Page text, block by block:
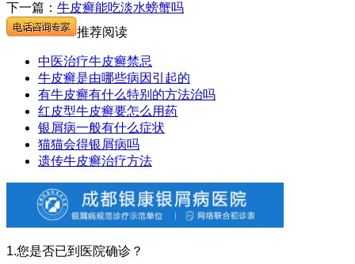
下一篇： 牛皮癣能吃淡水螃蟹吗
推荐阅读
中医治疗牛皮癣禁忌
牛皮癣是由哪些病因引起的
有牛皮癣有什么特别的方法治吗
红皮型牛皮癣要怎么用药
银屑病一般有什么症状
猫猫会得银屑病吗
遗传牛皮癣治疗方法
1.您是否已到医院确诊？